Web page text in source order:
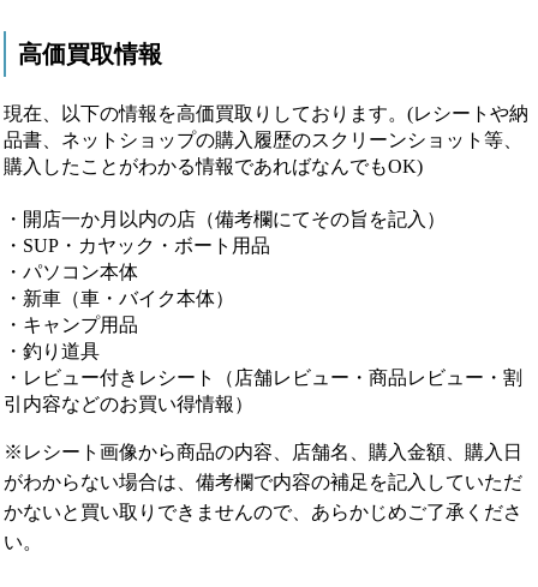
高価買取情報
現在、以下の情報を高価買取りしております。(レシートや納
品書、ネットショップの購入履歴のスクリーンショット等、
購入したことがわかる情報であればなんでもOK)
・開店一か月以内の店（備考欄にてその旨を記入）
・SUP・カヤック・ボート用品
・パソコン本体
・新車（車・バイク本体）
・キャンプ用品
・釣り道具
・レビュー付きレシート（店舗レビュー・商品レビュー・割
引内容などのお買い得情報）
※レシート画像から商品の内容、店舗名、購入金額、購入日
がわからない場合は、備考欄で内容の補足を記入していただ
かないと買い取りできませんので、あらかじめご了承くださ
い。